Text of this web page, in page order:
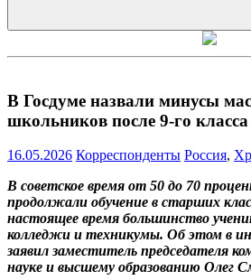
Искать
В Госдуме назвали минусы
школьников после 9-го класса
16.05.2026 Корреспонденты Россия,
В советское время от 50 до 70
продолжали обучение в старших
настоящее время большинство
колледжи и техникумы. Об этом в
заявил заместитель председателя
науке и высшему образованию Олег